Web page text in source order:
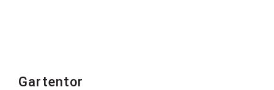
Gartentor